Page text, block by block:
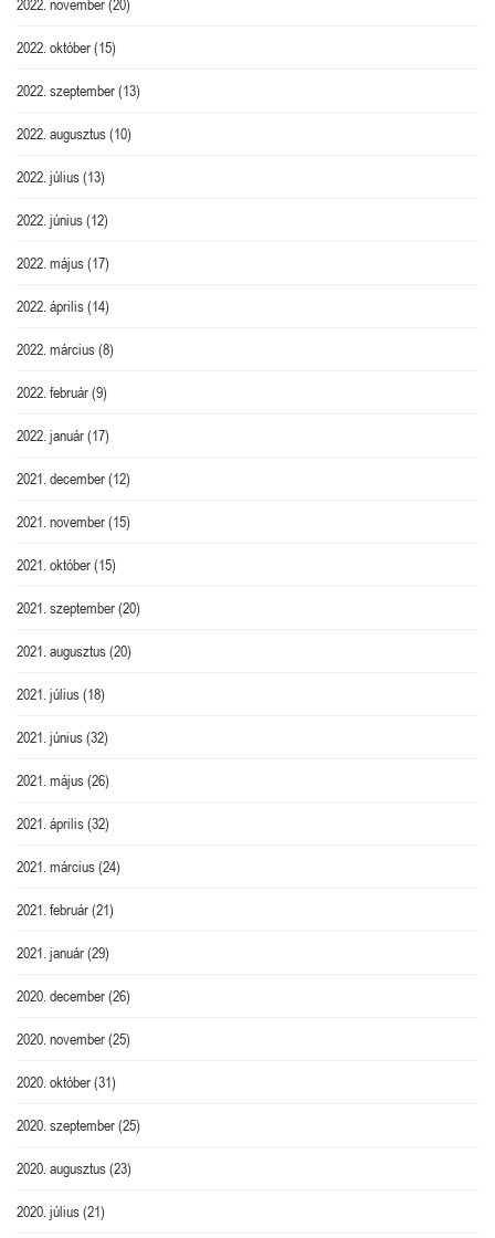
2022. november(20)
2022. október(15)
2022. szeptember(13)
2022. augusztus(10)
2022. július(13)
2022. június(12)
2022. május(17)
2022. április(14)
2022. március(8)
2022. február(9)
2022. január(17)
2021. december(12)
2021. november(15)
2021. október(15)
2021. szeptember(20)
2021. augusztus(20)
2021. július(18)
2021. június(32)
2021. május(26)
2021. április(32)
2021. március(24)
2021. február(21)
2021. január(29)
2020. december(26)
2020. november(25)
2020. október(31)
2020. szeptember(25)
2020. augusztus(23)
2020. július(21)